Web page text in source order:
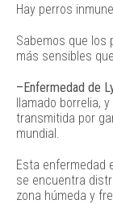
Hay perros
Sabemos que los
más sensibles
–Enfermedad de
llamado borrelia,
transmitida por
mundial.
Esta enfermedad
se encuentra
zona húmeda y